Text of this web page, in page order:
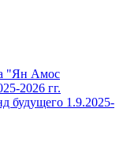
"Ян Амос
2026 гг.
будущего 1.9.2025-